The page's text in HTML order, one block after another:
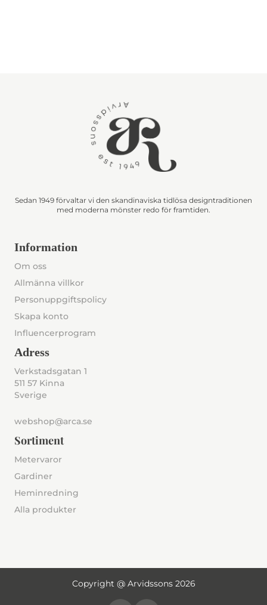
Sedan 1949 förvaltar vi den skandinaviska tidlösa designtraditionen
med moderna mönster redo för framtiden.
Information
Om oss
Allmänna villkor
Personuppgiftspolicy
Skapa konto
Influencerprogram
Adress
Verkstadsgatan 1
511 57 Kinna
Sverige
webshop@arca.se
Sortiment
Metervaror
Gardiner
Heminredning
Alla produkter
Copyright @ Arvidssons 2026